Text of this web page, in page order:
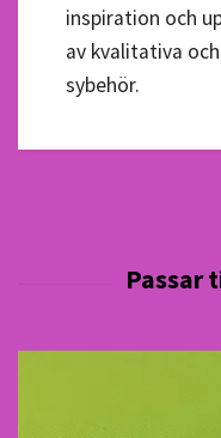
inspiration och
av kvalitativa
sybehör.